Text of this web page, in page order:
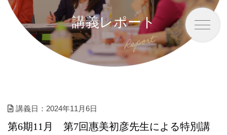
講義レポート
講義日：2024年11月6日
第6期11月 第7回惠美初彦先生による特別講